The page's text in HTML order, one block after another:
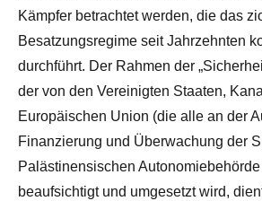
Kämpfer betrachtet werden, die das
Besatzungsregime seit Jahrzehnten
durchführt. Der Rahmen der
der von den Vereinigten Staaten,
Europäischen Union (die alle an der
Finanzierung und Überwachung der
Palästinensischen
beaufsichtigt und umgesetzt wird,